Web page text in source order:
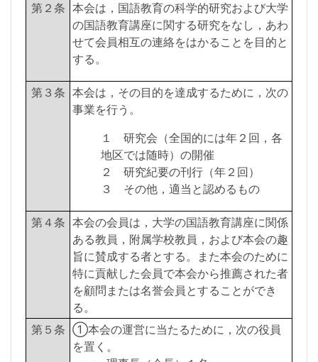
第２条 本会は，国語教育の科学的研究および大学
の国語教育講座に関する研究をなし，あわ
せて会員相互の連絡をはかることを目的と
する。
第３条 本会は，その目的を達成するために，次の
事業を行う。
１ 研究会（全国的には年２回，各
地区では随時）の開催
２ 研究紀要の刊行（年２回）
３ その他，適当と認めるもの
第４条 本会の会員は，大学の国語教育講座に関係
ある教員，附属学校教員，および本会の趣
旨に賛成する者とする。また本会のために
特に貢献した会員で本会から推薦された者
を顧問または名誉会員とすることができ
る。
第５条 ①本会の運営に当たるために，次の役員
を置く。